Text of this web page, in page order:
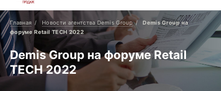
Москва
Санкт-Петербург
Нижний Новгород
Тамбов
Воронеж
Тула
Новосибирск
Екатеринбург
Ростов-на-Дону
Главная Новости агентства Demis Group
Demis Group на
форуме Retail TECH 2022
Demis Group на форуме Retail
TECH 2022